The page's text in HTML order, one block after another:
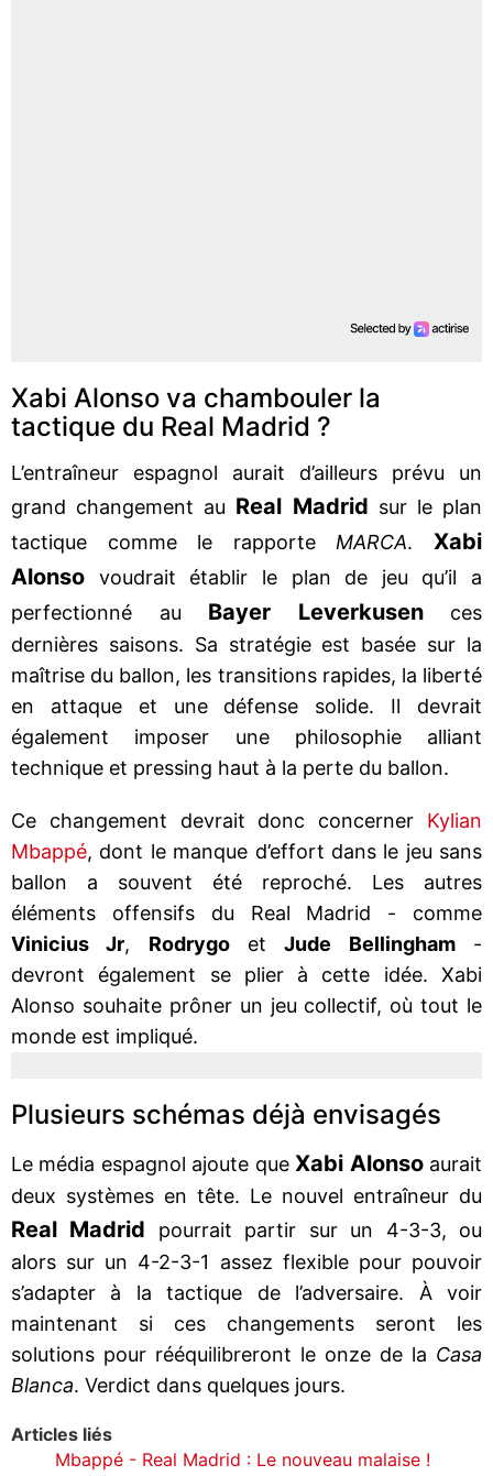
Xabi Alonso va chambouler la
tactique du Real Madrid ?
L’entraîneur espagnol aurait d’ailleurs prévu un
grand changement au Real Madrid sur le plan
tactique comme le rapporte MARCA.Xabi
Alonso voudrait établir le plan de jeu qu’il a
perfectionné au Bayer Leverkusences
dernières saisons. Sa stratégie est basée sur la
maîtrise du ballon, les transitions rapides, la liberté
en attaque et une défense solide. Il devrait
également imposer une philosophie alliant
technique et pressing haut à la perte du ballon.
Ce changement devrait donc concerner Kylian
Mbappé, dont le manque d’effort dans le jeu sans
ballon a souvent été reproché. Les autres
éléments offensifs du Real Madrid - comme
Vinicius Jr, RodrygoetJude Bellingham-
devront également se plier à cette idée. Xabi
Alonso souhaite prôner un jeu collectif, où tout le
monde est impliqué.
Plusieurs schémas déjà envisagés
Le média espagnol ajoute queXabi Alonsoaurait
deux systèmes en tête. Le nouvel entraîneur du
Real Madrid pourrait partir sur un 4-3-3, ou
alors sur un 4-2-3-1 assez flexible pour pouvoir
s’adapter à la tactique de l’adversaire. À voir
maintenant si ces changements seront les
solutions pour rééquilibreront le onze de la Casa
Blanca. Verdict dans quelques jours.
Articles liés
Mbappé - Real Madrid : Le nouveau malaise !